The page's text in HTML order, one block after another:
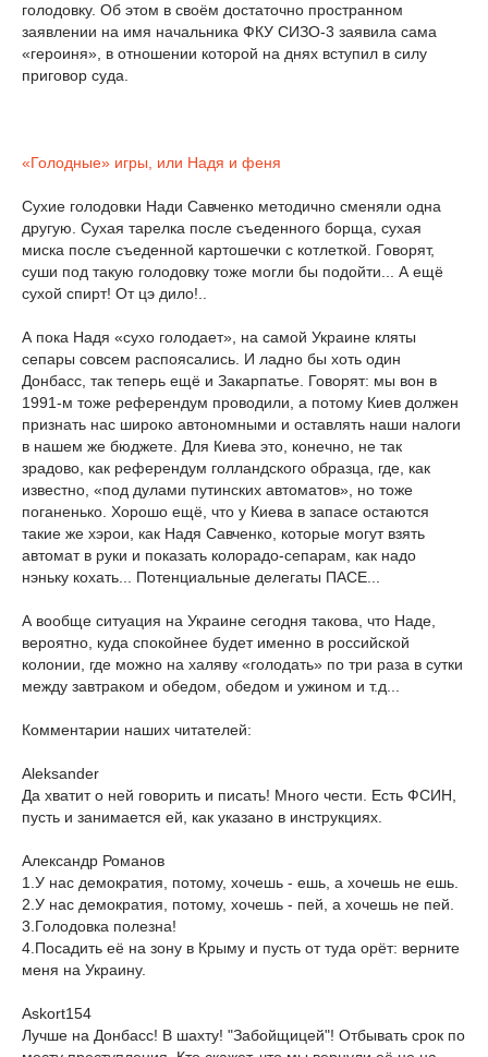
голодовку. Об этом в своём достаточно пространном
заявлении на имя начальника ФКУ СИЗО-3 заявила сама
«героиня», в отношении которой на днях вступил в силу
приговор суда.
«Голодные» игры, или Надя и феня
Сухие голодовки Нади Савченко методично сменяли одна
другую. Сухая тарелка после съеденного борща, сухая
миска после съеденной картошечки с котлеткой. Говорят,
суши под такую голодовку тоже могли бы подойти... А ещё
сухой спирт! От цэ дило!..
А пока Надя «сухо голодает», на самой Украине кляты
сепары совсем распоясались. И ладно бы хоть один
Донбасс, так теперь ещё и Закарпатье. Говорят: мы вон в
1991-м тоже референдум проводили, а потому Киев должен
признать нас широко автономными и оставлять наши налоги
в нашем же бюджете. Для Киева это, конечно, не так
зрадово, как референдум голландского образца, где, как
известно, «под дулами путинских автоматов», но тоже
поганенько. Хорошо ещё, что у Киева в запасе остаются
такие же хэрои, как Надя Савченко, которые могут взять
автомат в руки и показать колорадо-сепарам, как надо
нэньку кохать... Потенциальные делегаты ПАСЕ...
А вообще ситуация на Украине сегодня такова, что Наде,
вероятно, куда спокойнее будет именно в российской
колонии, где можно на халяву «голодать» по три раза в сутки
между завтраком и обедом, обедом и ужином и т.д...
Комментарии наших читателей:
Aleksander
Да хватит о ней говорить и писать! Много чести. Есть ФСИН,
пусть и занимается ей, как указано в инструкциях.
Александр Романов
1.У нас демократия, потому, хочешь - ешь, а хочешь не ешь.
2.У нас демократия, потому, хочешь - пей, а хочешь не пей.
3.Голодовка полезна!
4.Посадить её на зону в Крыму и пусть от туда орёт: верните
меня на Украину.
Askort154
Лучше на Донбасс! В шахту! "Забойщицей"! Отбывать срок по